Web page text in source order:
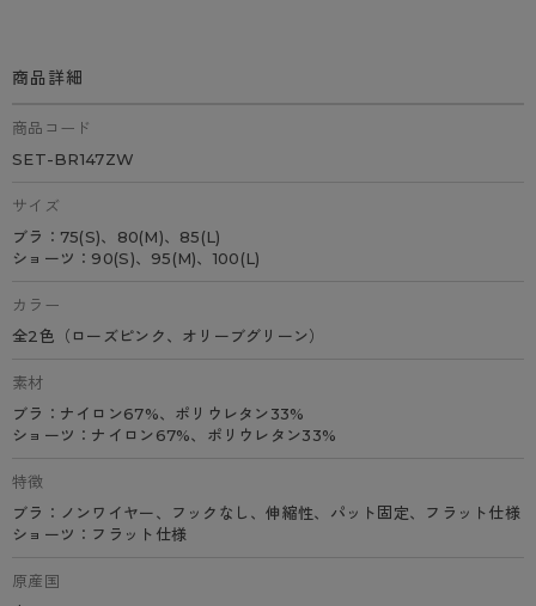
商品詳細
商品コード
SET-BR147ZW
サイズ
ブラ：75(S)、80(M)、85(L)
ショーツ：90(S)、95(M)、100(L)
カラー
全2色（ローズピンク、オリーブグリーン）
素材
ブラ：ナイロン67%、ポリウレタン33%
ショーツ：ナイロン67%、ポリウレタン33%
特徴
ブラ：ノンワイヤー、フックなし、伸縮性、パット固定、フラット仕様
ショーツ：フラット仕様
原産国